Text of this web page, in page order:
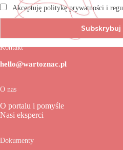
Akceptuję politykę prywatności i
Kontakt
hello@wartoznac.pl
O nas
O portalu i pomyśle
Nasi eksperci
Dokumenty